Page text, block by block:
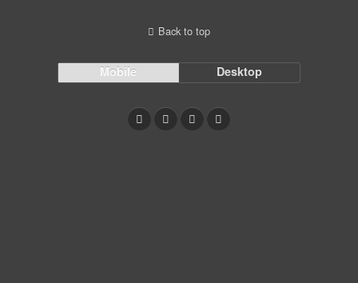
Back to top
Mobile Desktop